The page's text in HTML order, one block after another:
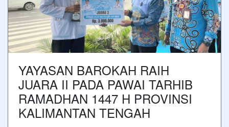
YAYASAN BAROKAH RAIH
JUARA II PADA PAWAI TARHIB
RAMADHAN 1447 H PROVINSI
KALIMANTAN TENGAH